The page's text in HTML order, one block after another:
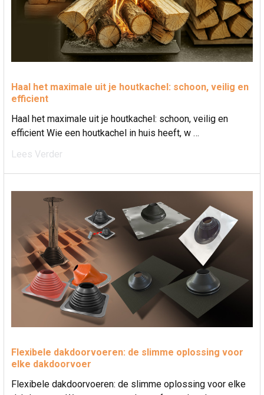
Haal het maximale uit je houtkachel: schoon, veilig en
efficient
Haal het maximale uit je houtkachel: schoon, veilig en
efficient Wie een houtkachel in huis heeft, w …
Lees Verder
Flexibele dakdoorvoeren: de slimme oplossing voor
elke dakdoorvoer
Flexibele dakdoorvoeren: de slimme oplossing voor elke